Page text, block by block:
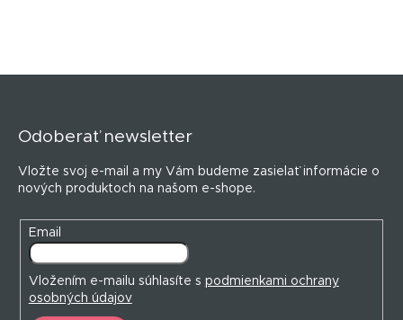
Odoberať newsletter
Vložte svoj e-mail a my Vám budeme zasielať informácie o
nových produktoch na našom e-shope.
Email
Vložením e-mailu súhlasíte s podmienkami ochrany
osobných údajov